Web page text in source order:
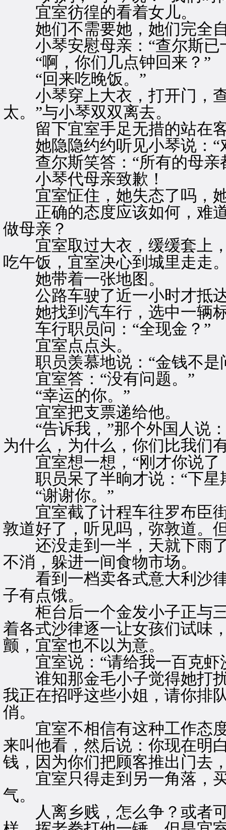
宜室彷徨的看着女儿。
她们不需要她，她们完全自
小琴安慰母亲：“查尔斯已
“啊，你们几点钟回来？”
“回来吃晚饭。”
小琴穿上大衣，打开门，查
太。”与小琴双双离去。
留下宜室手足无措的站在
她隐隐约约听见小琴说：“
查尔斯笑答：“所有的母亲
小琴代母亲致歉！
宜室怔住，她失态了吗，
正确的态度应该如何，难道
做母亲？
宜室取过大衣，缓缓套上，
吃午饭，宜室决心到城里走走
她带着一张地图。
公路车驶了近一小时才抵
她找到汽车行，选中一辆
车行职员问：“全现金？”
宜室点点头。
职员羡慕地说：“金钱不是
宜室答：“没有问题。”
“幸运的你。”
宜室把支票递给他。
“告诉我，”那个外国人说：
为什么，为什么，你们比我们
宜室想一想，“刚才你说了
职员呆了半晌才说：“下星
“谢谢你。”
宜室截了计程车往罗布臣街
敦道好了，听见吗，弥敦道。
还没走到一半，天就下雨了
不消，躲进一间食物市场。
看到一档卖各式意大利沙律
子有点饿。
柜台后一个金发小子正与三
着各式沙律逐一让女孩们试味
颤，宜室也不以为意。
宜室说：“请给我一百克虾
谁知那金毛小子觉得她打扰
我正在招呼这些小姐，请你排
俏。
宜室不相信有这种工作态度
来叫他看，然后说：你现在明
钱，因为你们把顾客推出门去
宜室只得走到另一角落，买
气。
人离乡贱，怎么争？或者可